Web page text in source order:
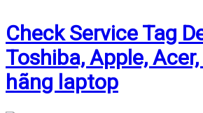
Check Service Tag
Toshiba, Apple,
hãng laptop